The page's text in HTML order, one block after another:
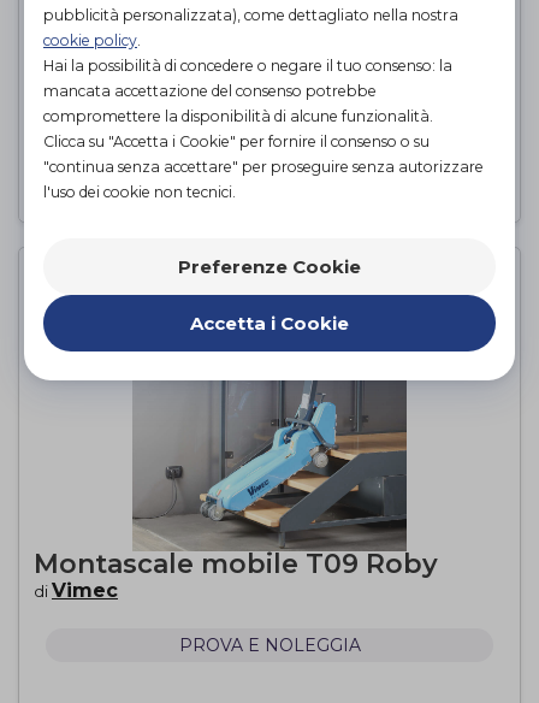
C-Max Montascale a ruote con
seggiolina
diMedimec
PROVA E NOLEGGIA
Montascale mobile T09 Roby
diVimec
PROVA E NOLEGGIA
pubblicità personalizzata), come dettagliato nella nostra
cookie policy
Hai la possibilità di concedere o negare il tuo consenso: la
mancata accettazione del consenso potrebbe
compromettere la disponibilità di alcune funzionalità.
Clicca su "Accetta i Cookie" per fornire il consenso o su
"continua senza accettare" per proseguire senza autorizzare
l'uso dei cookie non tecnici.
Preferenze Cookie
Accetta i Cookie